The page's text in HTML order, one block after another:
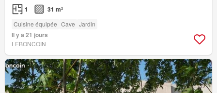
1 31 m²
Cuisine équipée Cave Jardin
Il y a 21 jours
LEBONCOIN